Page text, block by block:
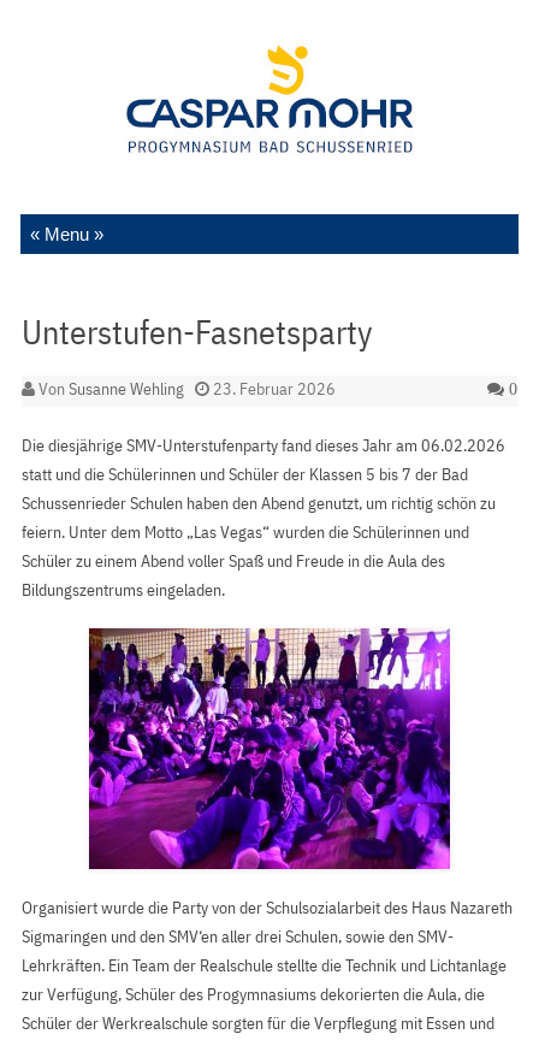
Zum Inhalt springen
Unterstufen-Fasnetsparty
VonSusanne Wehling 23. Februar 2026 0
Die diesjährige SMV-Unterstufenparty fand dieses Jahr am 06.02.2026
statt und die Schülerinnen und Schüler der Klassen 5 bis 7 der Bad
Schussenrieder Schulen haben den Abend genutzt, um richtig schön zu
feiern. Unter dem Motto „Las Vegas“ wurden die Schülerinnen und
Schüler zu einem Abend voller Spaß und Freude in die Aula des
Bildungszentrums eingeladen.
Organisiert wurde die Party von der Schulsozialarbeit des Haus Nazareth
Sigmaringen und den SMV‘en aller drei Schulen, sowie den SMV-
Lehrkräften. Ein Team der Realschule stellte die Technik und Lichtanlage
zur Verfügung, Schüler des Progymnasiums dekorierten die Aula, die
Schüler der Werkrealschule sorgten für die Verpflegung mit Essen und